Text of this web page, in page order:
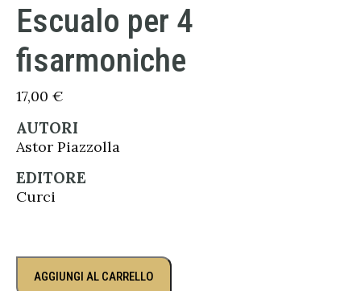
Escualo per 4
fisarmoniche
17,00 €
AUTORI
Astor Piazzolla
EDITORE
Curci
AGGIUNGI AL CARRELLO